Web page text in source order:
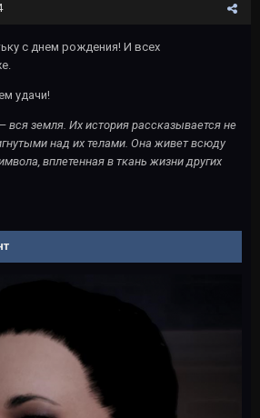
с днем рождения! И всех
удачи!
вся земля. Их история рассказывается не
над их телами. Она живет всюду
вплетенная в ткань жизни других